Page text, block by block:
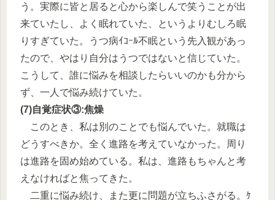
う。実際に皆と居ると心から楽しんで笑うことが出
来ていたし、よく眠れていた、というよりむしろ眠
りすぎていた。うつ病ｲｺｰﾙ不眠という先入観があっ
たので、やはり自分はうつではないと信じていた。
こうして、誰に悩みを相談したらいいのかも分から
ず、一人で悩み続けていた。
(7)自覚症状③:焦燥
このとき、私は別のことでも悩んでいた。就職は
どうすべきか。全く進路を考えていなかった。周り
は進路を固め始めている。私は、進路もちゃんと考
えなければと焦ってきた。
二重に悩み続け、また更に問題が立ちふさがる。ｹ